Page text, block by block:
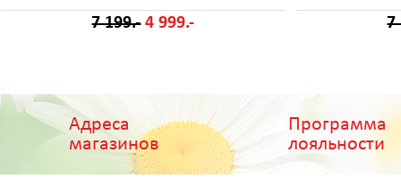
7 199.- 4 999.- 7
Адреса
магазинов
Программа
лояльности